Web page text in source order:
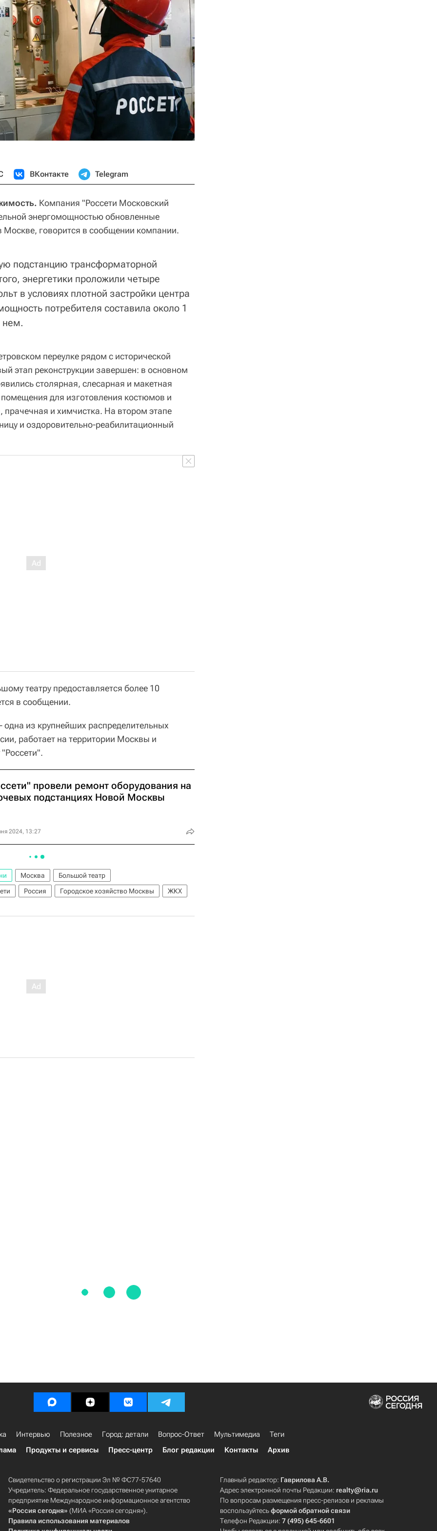
ВКонтакте Telegram
Компания "Россети Московский
энергомощностью обновленные
Москве, говорится в сообщении компании.
подстанцию трансформаторной
энергетики проложили четыре
в условиях плотной застройки центра
потребителя составила около 1
нем.
переулке рядом с исторической
этап реконструкции завершен: в основном
столярная, слесарная и макетная
для изготовления костюмов и
прачечная и химчистка. На втором этапе
и оздоровительно-реабилитационный
театру предоставляется более 10
в сообщении.
одна из крупнейших распределительных
работает на территории Москвы и
провели ремонт оборудования на
подстанциях Новой Москвы
2024, 13:27
Москва
Большой театр
Россия Городское хозяйство Москвы
ЖКХ
Интервью Полезное Город: детали Вопрос-Ответ Мультимедиа
Теги
Продукты и сервисы Пресс-центр Блог редакции Контакты Архив
Свидетельство о регистрации Эл № ФС77-57640
Учредитель: Федеральное государственное унитарное
предприятие Международное информационное агентство
«Россия сегодня» (МИА «Россия сегодня»).
Правила использования материалов
Главный редактор: Гаврилова А.В.
Адрес электронной почты Редакции: realty@ria.ru
По вопросам размещения пресс-релизов и рекламы
воспользуйтесьформой обратной связи
Телефон Редакции:7 (495) 645-6601